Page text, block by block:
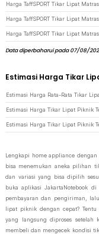
Data diperbaharui pada 07/08/
Estimasi Harga Tikar
Estimasi Harga Rata-Rata Tikar
Lengkapi home appliance
bisa menemukan aneka pilihan
dan variasi yang bisa dipilih
buka aplikasi JakartaNotebook
pembayaran dan pengiriman,
lipat piknik dengan cepat?
yang langsung diproses setelah
membeli dan mengecek kondisi